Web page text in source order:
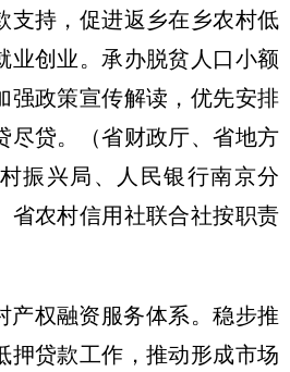
支持，促进返乡在乡农村低
业创业。承办脱贫人口小额
强政策宣传解读，优先安排
贷。
（省财政厅、省地方
振兴局、人民银行南京分
省农村信用社联合社按职责
产权融资服务体系。稳步推
押贷款工作，推动形成市场